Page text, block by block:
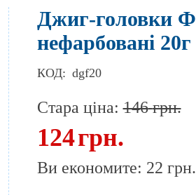
Джиг-головки
нефарбовані
КОД: dgf20
Стара ціна:146 грн.
124грн.
Ви економите: 22 грн.